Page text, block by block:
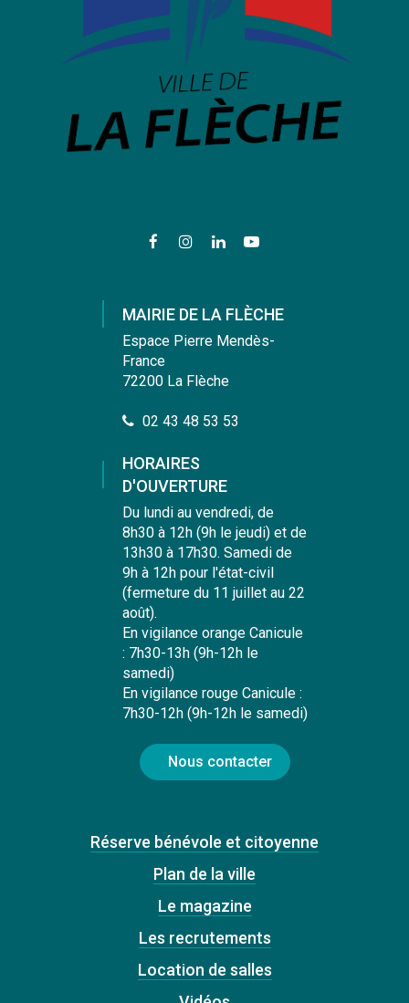
Lien
compte
Lien
compte
Lien
compte
chaîne
MAIRIE DE LA FLÈCHE
Espace Pierre Mendès-
France
72200 La Flèche
02 43 48 53 53
HORAIRES
D'OUVERTURE
Du lundi au vendredi, de
8h30 à 12h (9h le jeudi) et de
13h30 à 17h30. Samedi de
9h à 12h pour l'état-civil
(fermeture du 11 juillet au 22
août).
En vigilance orange Canicule
: 7h30-13h (9h-12h le
samedi)
En vigilance rouge Canicule :
7h30-12h (9h-12h le samedi)
Nous contacter
Réserve bénévole et citoyenne
Plan de la ville
Le magazine
Les recrutements
Location de salles